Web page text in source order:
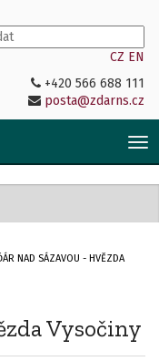
CZ EN
+420 566 688 111
posta@zdarns.cz
NAD SÁZAVOU - HVĚZDA
Vysočiny